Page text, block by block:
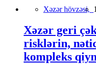
Xəzər hövzəsi,
Xəzər geri
risklərin,
kompleks